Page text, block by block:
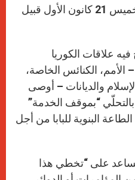
الأمنيات التي قام بها اليوم الخميس 21 كانون الأول قبيل
علاقات الكوريا
الأمم، الكنائس الخاصة،
والديانات – أوصى
بالتحلّي “بموقف الخدمة”
البنوية للبابا من أجل
على “تخطي هذا